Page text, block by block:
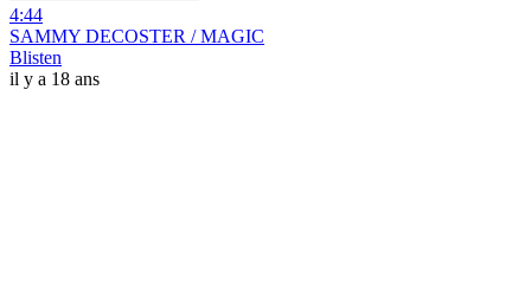
4:44
SAMMY DECOSTER / MAGIC
Blisten
il y a 18 ans